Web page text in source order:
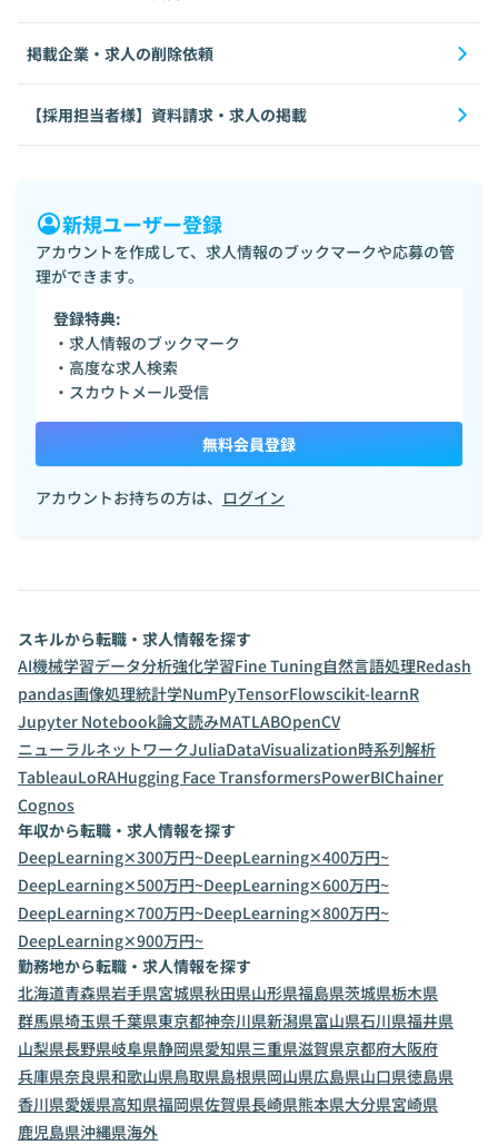
掲載企業・求人の削除依頼
【採用担当者様】資料請求・求人の掲載
新規ユーザー登録
アカウントを作成して、求人情報のブックマークや応募の管
理ができます。
登録特典:
・求人情報のブックマーク
・高度な求人検索
・スカウトメール受信
無料会員登録
アカウントお持ちの方は、 ログイン
スキルから転職・求人情報を探す
AI機械学習データ分析強化学習Fine Tuning自然言語処理Redash
pandas画像処理統計学NumPyTensorFlowscikit-learnR
Jupyter Notebook論文読みMATLABOpenCV
ニューラルネットワークJuliaDataVisualization時系列解析
TableauLoRAHugging Face TransformersPowerBIChainer
Cognos
年収から転職・求人情報を探す
DeepLearning✕300万円~DeepLearning✕400万円~
DeepLearning✕500万円~DeepLearning✕600万円~
DeepLearning✕700万円~DeepLearning✕800万円~
DeepLearning✕900万円~
勤務地から転職・求人情報を探す
北海道青森県岩手県宮城県秋田県山形県福島県茨城県栃木県
群馬県埼玉県千葉県東京都神奈川県新潟県富山県石川県福井県
山梨県長野県岐阜県静岡県愛知県三重県滋賀県京都府大阪府
兵庫県奈良県和歌山県鳥取県島根県岡山県広島県山口県徳島県
香川県愛媛県高知県福岡県佐賀県長崎県熊本県大分県宮崎県
鹿児島県沖縄県海外